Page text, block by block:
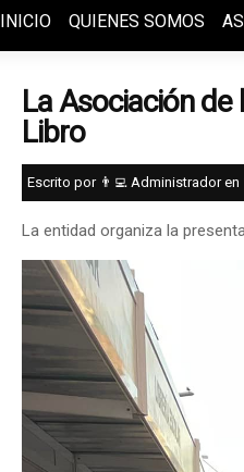
INICIO QUIENES SOMOS
La Asociación
Libro
Escrito por 👨‍💻 Administrador en
La entidad organiza la